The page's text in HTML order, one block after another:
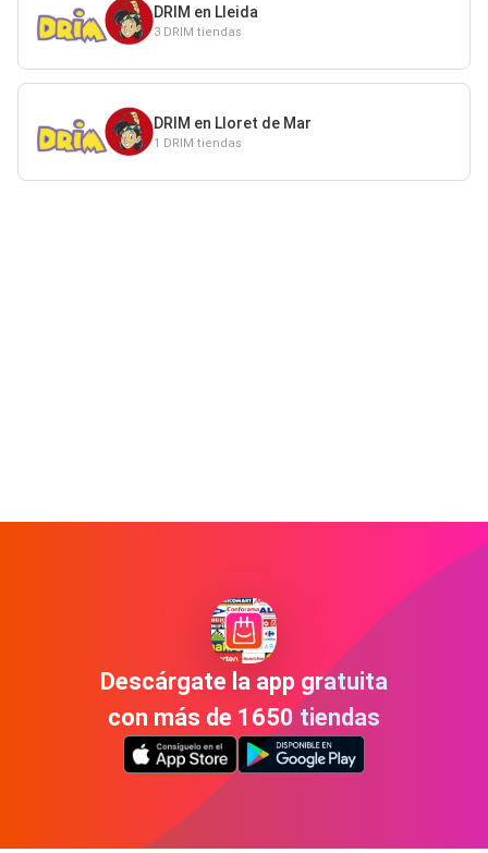
DRIM en Lleida
3 DRIM tiendas
DRIM en Lloret de Mar
1 DRIM tiendas
Descárgate la app gratuita
con más de 1650 tiendas